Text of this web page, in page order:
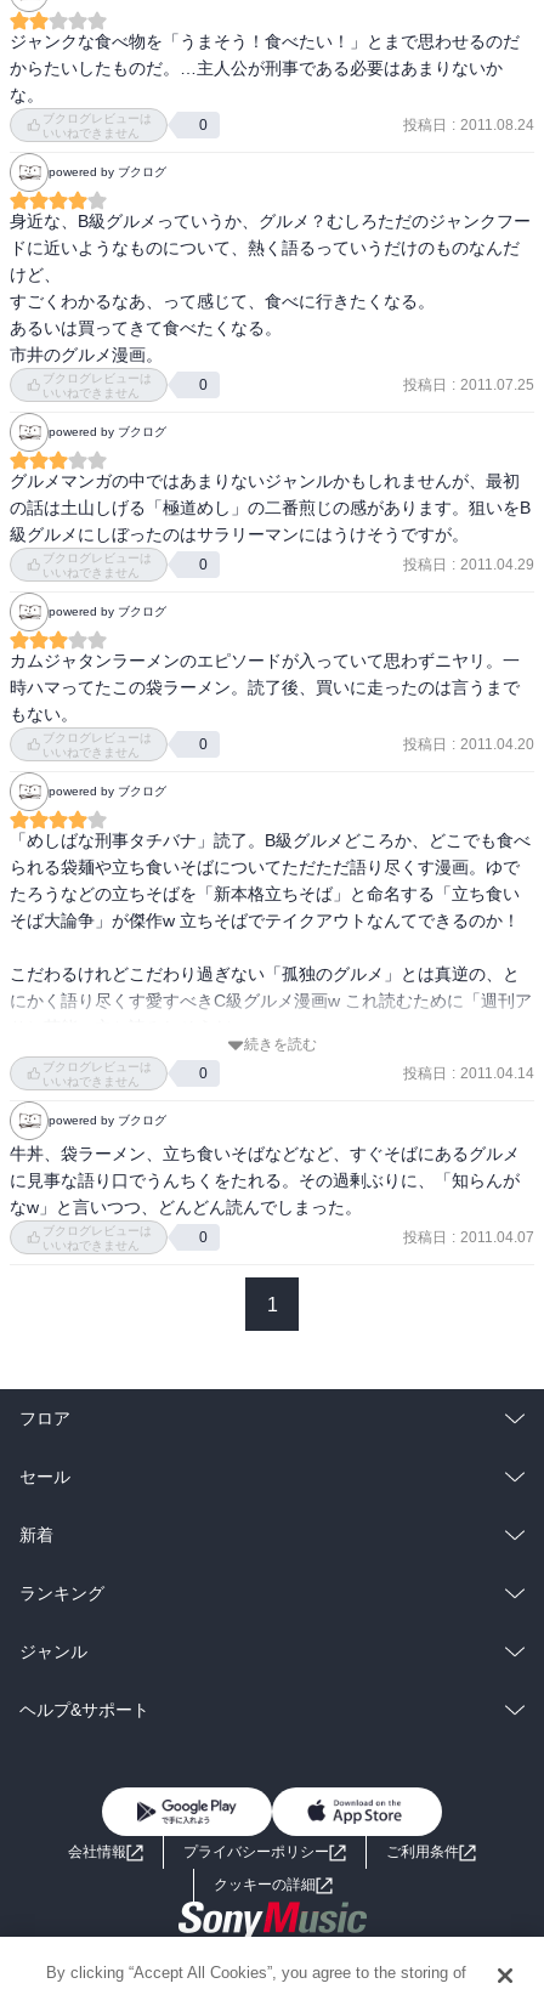
ジャンクな食べ物を「うまそう！食べたい！」とまで思わせるのだ
からたいしたものだ。…主人公が刑事である必要はあまりないか
な。
ブクログレビューは
いいねできません
0 投稿日 : 2011.08.24
powered by ブクログ
身近な、B級グルメっていうか、グルメ？むしろただのジャンクフー
ドに近いようなものについて、熱く語るっていうだけのものなんだ
けど、
すごくわかるなあ、って感じて、食べに行きたくなる。
あるいは買ってきて食べたくなる。
市井のグルメ漫画。
ブクログレビューは
いいねできません
0 投稿日 : 2011.07.25
powered by ブクログ
グルメマンガの中ではあまりないジャンルかもしれませんが、最初
の話は土山しげる「極道めし」の二番煎じの感があります。狙いをB
級グルメにしぼったのはサラリーマンにはうけそうですが。
ブクログレビューは
いいねできません
0 投稿日 : 2011.04.29
powered by ブクログ
カムジャタンラーメンのエピソードが入っていて思わずニヤリ。一
時ハマってたこの袋ラーメン。読了後、買いに走ったのは言うまで
もない。
ブクログレビューは
いいねできません
0 投稿日 : 2011.04.20
powered by ブクログ
「めしばな刑事タチバナ」読了。B級グルメどころか、どこでも食べ
られる袋麺や立ち食いそばについてただただ語り尽くす漫画。ゆで
たろうなどの立ちそばを「新本格立ちそば」と命名する「立ち食い
そば大論争」が傑作w 立ちそばでテイクアウトなんてできるのか！
こだわるけれどこだわり過ぎない「孤独のグルメ」とは真逆の、と
にかく語り尽くす愛すべきC級グルメ漫画w これ読むために「週刊ア
続きを読む
ブクログレビューは
いいねできません
0 投稿日 : 2011.04.14
powered by ブクログ
牛丼、袋ラーメン、立ち食いそばなどなど、すぐそばにあるグルメ
に見事な語り口でうんちくをたれる。その過剰ぶりに、「知らんが
なw」と言いつつ、どんどん読んでしまった。
ブクログレビューは
いいねできません
0 投稿日 : 2011.04.07
1
フロア
総合
ラノベ
雑誌・グラビア
BL・TL
セール
総合
ラノベ
雑誌・グラビア
BL・TL
新着
総合
ラノベ
雑誌・グラビア
ランキング
総合
ラノベ
ジャンル
コミック
ライトノベル 男子向けラノベ
小説
海外小説
ヘルプ&サポート
よくあるご質問 お問い合わせ
会社情報 プライバシーポリシー
ご利用条件
クッキーの詳細
Copyright 2017 - 2026 Sony Music Entertainment(Japan) Inc.
By clicking “Accept All Cookies”, you agree to the storing of